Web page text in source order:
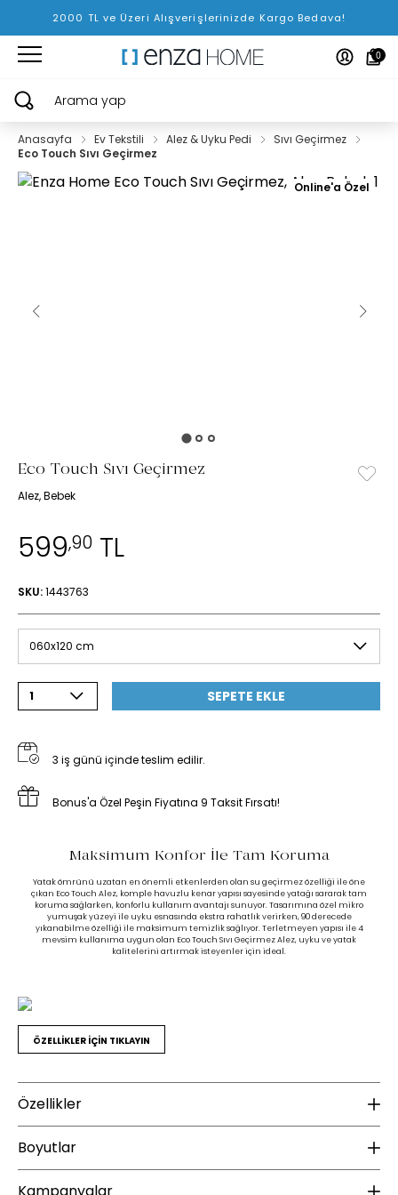
2000 TL ve Üzeri Alışverişlerinizde Kargo Bedava!
0
Arama yap
Anasayfa Ev Tekstili Alez & Uyku Pedi
Sıvı Geçirmez
Eco Touch Sıvı Geçirmez
Online'a Özel
Eco Touch Sıvı Geçirmez
Alez, Bebek
599,90 TL
SKU:1443763
060x120 cm
1 SEPETE EKLE
3 iş günü içinde teslim edilir.
Bonus'a Özel Peşin Fiyatına 9 Taksit Fırsatı!
Maksimum Konfor İle Tam Koruma
Yatak ömrünü uzatan en önemli etkenlerden olan su geçirmez özelliği ile öne
çıkan Eco Touch Alez, komple havuzlu kenar yapısı sayesinde yatağı sararak tam
koruma sağlarken, konforlu kullanım avantajı sunuyor. Tasarımına özel mikro
yumuşak yüzeyi ile uyku esnasında ekstra rahatlık verirken, 90 derecede
yıkanabilme özelliği ile maksimum temizlik sağlıyor. Terletmeyen yapısı ile 4
mevsim kullanıma uygun olan Eco Touch Sıvı Geçirmez Alez, uyku ve yatak
kalitelerini artırmak isteyenler için ideal.
ÖZELLİKLER İÇİN TIKLAYIN
Özellikler
Yıkama Talimatı :
90 Derecede yıkanması tavsiye edilir.
Boyutlar
Kampanyalar